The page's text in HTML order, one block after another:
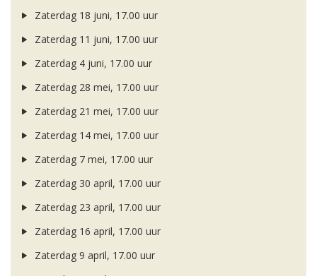
Zaterdag 18 juni, 17.00 uur
Zaterdag 11 juni, 17.00 uur
Zaterdag 4 juni, 17.00 uur
Zaterdag 28 mei, 17.00 uur
Zaterdag 21 mei, 17.00 uur
Zaterdag 14 mei, 17.00 uur
Zaterdag 7 mei, 17.00 uur
Zaterdag 30 april, 17.00 uur
Zaterdag 23 april, 17.00 uur
Zaterdag 16 april, 17.00 uur
Zaterdag 9 april, 17.00 uur